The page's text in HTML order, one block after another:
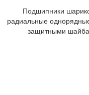
Подшипники
радиальные
защитными